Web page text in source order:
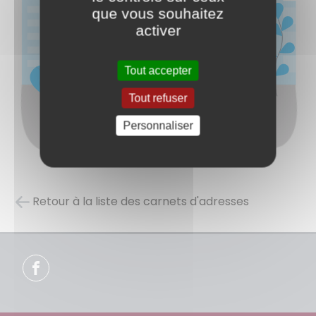
Retour à la liste des carnets d'adresses
que vous souhaitez
activer
Tout accepter
Tout refuser
Personnaliser